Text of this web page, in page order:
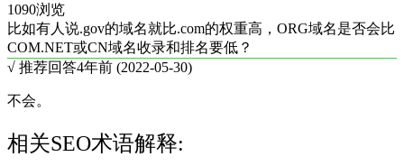
1090浏览
比如有人说.gov的域名就比.com的权重高，ORG域名是否会比
COM.NET或CN域名收录和排名要低？
√ 推荐回答4年前 (2022-05-30)
不会。
相关SEO术语解释: